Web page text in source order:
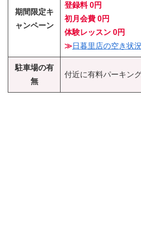
期間限定キ
ャンペーン
登録料 0円
初月会費 0円
体験レッスン 0円
≫日暮里店の空き状
駐車場の有
無
付近に有料パーキン